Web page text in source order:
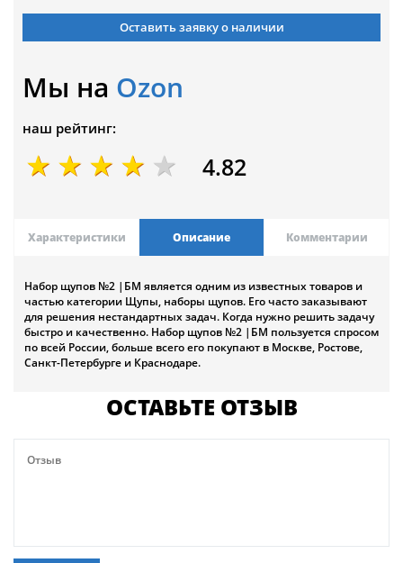
Оставить заявку о наличии
Мы на Ozon
наш рейтинг:
4.82
Характеристики Описание Комментарии
Набор щупов №2 |БМ является одним из известных товаров и
частью категории Щупы, наборы щупов. Его часто заказывают
для решения нестандартных задач. Когда нужно решить задачу
быстро и качественно. Набор щупов №2 |БМ пользуется спросом
по всей России, больше всего его покупают в Москве, Ростове,
Санкт-Петербурге и Краснодаре.
ОСТАВЬТЕ ОТЗЫВ